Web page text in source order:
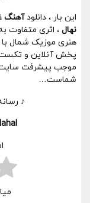
این بار ، دانلودآهنگ
نهال ، اثری متفاوت
هنری موزیک شمال با
پخش آنلاین و
موجب پیشرفت سایت
شماست…
♪